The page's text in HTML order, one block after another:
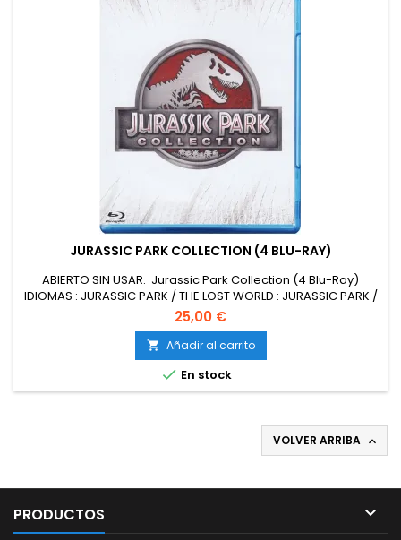
JURASSIC PARK COLLECTION (4 BLU-RAY)
ABIERTO SIN USAR. Jurassic Park Collection (4 Blu-Ray)
IDIOMAS : JURASSIC PARK / THE LOST WORLD : JURASSIC PARK /
JURASSIC PARK III : Ingles , Frances , Italiano , Aleman , Español
y Japones IDIOMAS : JURASSIC PARK 3D : Ingles , Frances y
Español Latino
25,00 €
 Añadir al carrito
 En stock
VOLVER ARRIBA 
PRODUCTOS 